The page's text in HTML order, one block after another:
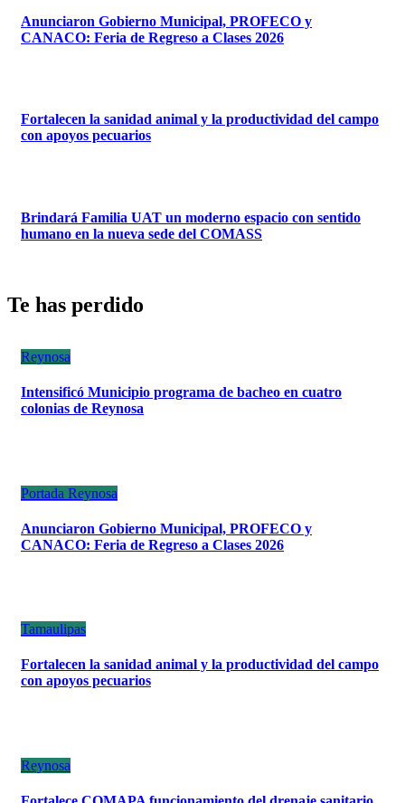
Anunciaron Gobierno Municipal, PROFECO y
CANACO: Feria de Regreso a Clases 2026
Fortalecen la sanidad animal y la productividad del campo
con apoyos pecuarios
Brindará Familia UAT un moderno espacio con sentido
humano en la nueva sede del COMASS
Te has perdido
Reynosa
Intensificó Municipio programa de bacheo en cuatro
colonias de Reynosa
Portada Reynosa
Anunciaron Gobierno Municipal, PROFECO y
CANACO: Feria de Regreso a Clases 2026
Tamaulipas
Fortalecen la sanidad animal y la productividad del campo
con apoyos pecuarios
Reynosa